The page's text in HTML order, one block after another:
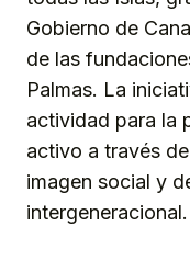
Gobierno de
de las
Palmas. La
actividad para la
activo a través
imagen social y
intergeneracional.